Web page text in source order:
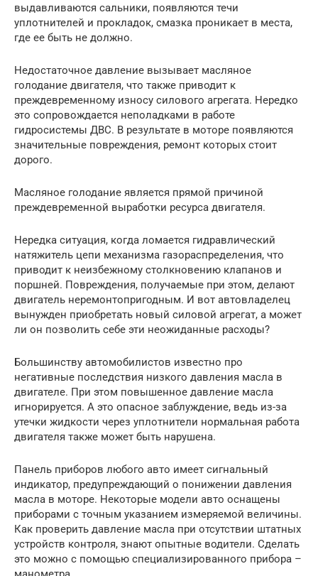
выдавливаются сальники, появляются течи
уплотнителей и прокладок, смазка проникает в места,
где ее быть не должно.
Недостаточное давление вызывает масляное
голодание двигателя, что также приводит к
преждевременному износу силового агрегата. Нередко
это сопровождается неполадками в работе
гидросистемы ДВС. В результате в моторе появляются
значительные повреждения, ремонт которых стоит
дорого.
Масляное голодание является прямой причиной
преждевременной выработки ресурса двигателя.
Нередка ситуация, когда ломается гидравлический
натяжитель цепи механизма газораспределения, что
приводит к неизбежному столкновению клапанов и
поршней. Повреждения, получаемые при этом, делают
двигатель неремонтопригодным. И вот автовладелец
вынужден приобретать новый силовой агрегат, а может
ли он позволить себе эти неожиданные расходы?
Большинству автомобилистов известно про
негативные последствия низкого давления масла в
двигателе. При этом повышенное давление масла
игнорируется. А это опасное заблуждение, ведь из-за
утечки жидкости через уплотнители нормальная работа
двигателя также может быть нарушена.
Панель приборов любого авто имеет сигнальный
индикатор, предупреждающий о понижении давления
масла в моторе. Некоторые модели авто оснащены
приборами с точным указанием измеряемой величины.
Как проверить давление масла при отсутствии штатных
устройств контроля, знают опытные водители. Сделать
это можно с помощью специализированного прибора –